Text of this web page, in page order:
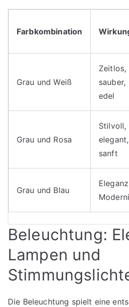
Farbkombination
Grau und Weiß
Zeitlos,
sauber,
edel
Grau und Rosa
Stilvoll,
elegant,
sanft
Grau und Blau
Beleuchtung:
Lampen und
Die Beleuchtung spielt eine